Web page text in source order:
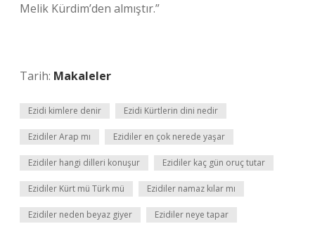
Melik Kürdim’den almıştır.”
Tarih: Makaleler
Ezidi kimlere denir Ezidi Kürtlerin dini nedir
Ezidiler Arap mı Ezidiler en çok nerede yaşar
Ezidiler hangi dilleri konuşur Ezidiler kaç gün oruç tutar
Ezidiler Kürt mü Türk mü Ezidiler namaz kılar mı
Ezidiler neden beyaz giyer Ezidiler neye tapar